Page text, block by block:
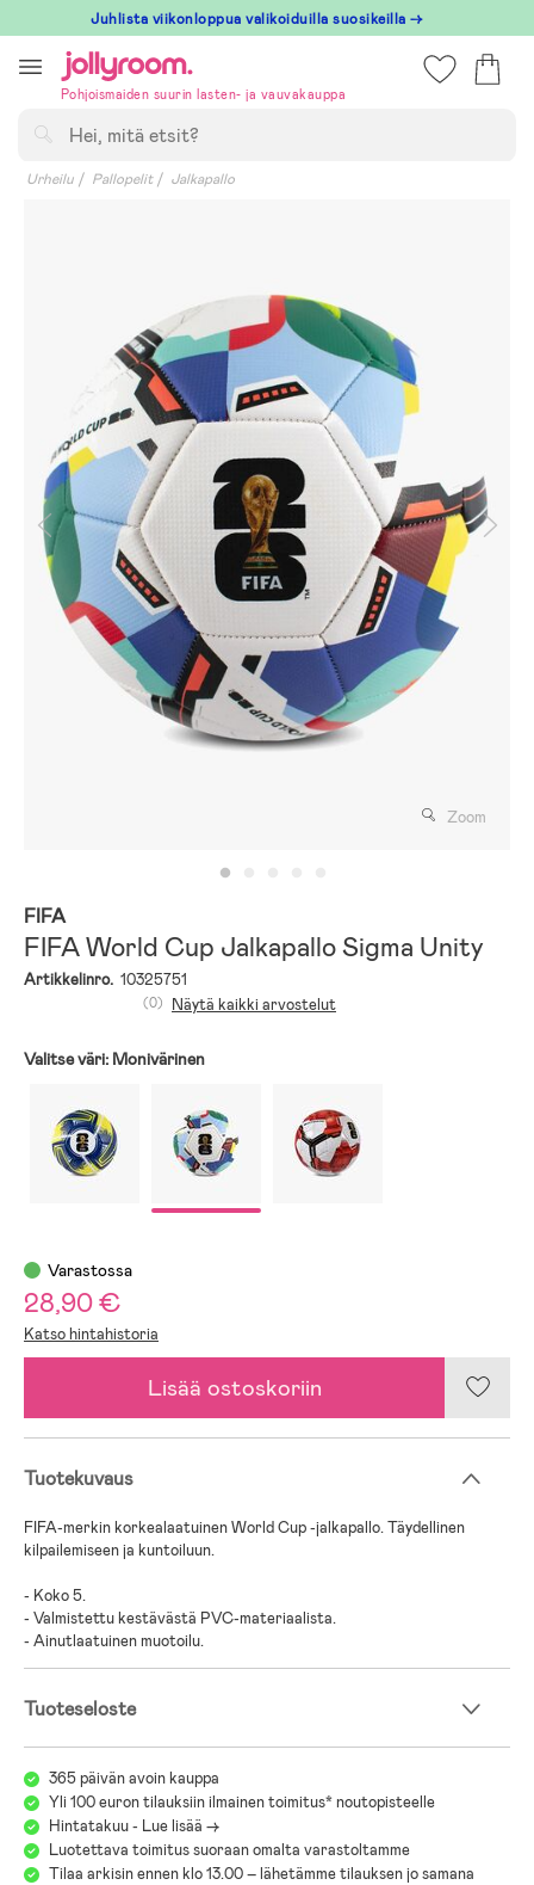
till
innehållet
Juhlista viikonloppua valikoiduilla suosikeilla →
Pohjoismaiden suurin lasten- ja vauvakauppa
Urheilu Pallopelit Jalkapallo
Zoom
FIFA
FIFA World Cup Jalkapallo Sigma Unity
Artikkelinro. 10325751
(0) Näytä kaikki arvostelut
Valitse väri: Monivärinen
Varastossa
28,90 €
Katso hintahistoria
Lisää ostoskoriin
Tuotekuvaus
FIFA-merkin korkealaatuinen World Cup -jalkapallo. Täydellinen
kilpailemiseen ja kuntoiluun.
- Koko 5.
- Valmistettu kestävästä PVC-materiaalista.
- Ainutlaatuinen muotoilu.
Tuoteseloste
365 päivän avoin kauppa
Yli 100 euron tilauksiin ilmainen toimitus* noutopisteelle
Hintatakuu - Lue lisää ->
Luotettava toimitus suoraan omalta varastoltamme
Tilaa arkisin ennen klo 13.00 – lähetämme tilauksen jo samana